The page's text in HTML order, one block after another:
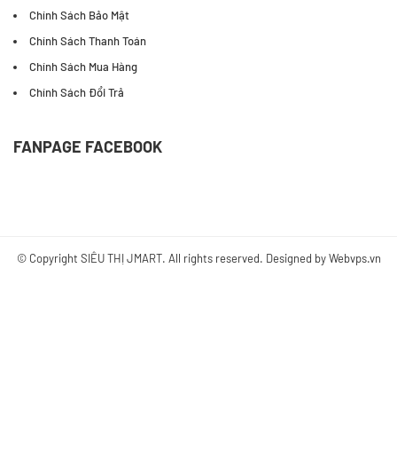
Chính Sách Bảo Mật
Chính Sách Thanh Toán
Chính Sách Mua Hàng
Chính Sách Đổi Trả
FANPAGE FACEBOOK
© Copyright SIÊU THỊ JMART. All rights reserved. Designed byWebvps.vn